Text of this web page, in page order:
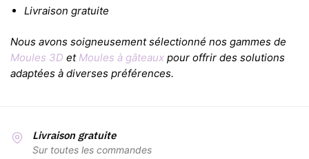
Livraison gratuite
Nous avons soigneusement sélectionné nos gammes de
Moules 3D et Moules à gâteaux pour offrir des solutions
adaptées à diverses préférences.
Livraison gratuite
Sur toutes les commandes